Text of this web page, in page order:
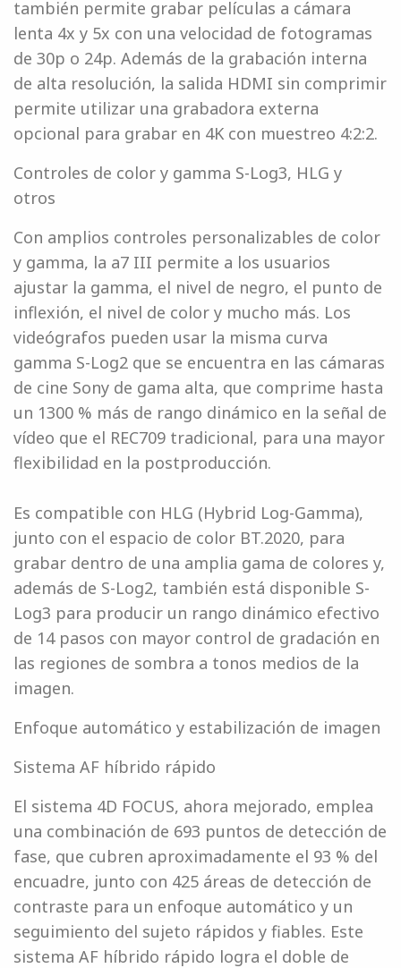
también permite grabar películas a cámara
lenta 4x y 5x con una velocidad de fotogramas
de 30p o 24p. Además de la grabación interna
de alta resolución, la salida HDMI sin comprimir
permite utilizar una grabadora externa
opcional para grabar en 4K con muestreo 4:2:2.
Controles de color y gamma S-Log3, HLG y
otros
Con amplios controles personalizables de color
y gamma, la a7 III permite a los usuarios
ajustar la gamma, el nivel de negro, el punto de
inflexión, el nivel de color y mucho más. Los
videógrafos pueden usar la misma curva
gamma S-Log2 que se encuentra en las cámaras
de cine Sony de gama alta, que comprime hasta
un 1300 % más de rango dinámico en la señal de
vídeo que el REC709 tradicional, para una mayor
flexibilidad en la postproducción.
Es compatible con HLG (Hybrid Log-Gamma),
junto con el espacio de color BT.2020, para
grabar dentro de una amplia gama de colores y,
además de S-Log2, también está disponible S-
Log3 para producir un rango dinámico efectivo
de 14 pasos con mayor control de gradación en
las regiones de sombra a tonos medios de la
imagen.
Enfoque automático y estabilización de imagen
Sistema AF híbrido rápido
El sistema 4D FOCUS, ahora mejorado, emplea
una combinación de 693 puntos de detección de
fase, que cubren aproximadamente el 93 % del
encuadre, junto con 425 áreas de detección de
contraste para un enfoque automático y un
seguimiento del sujeto rápidos y fiables. Este
sistema AF híbrido rápido logra el doble de